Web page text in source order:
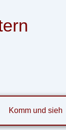
Komm und sieh